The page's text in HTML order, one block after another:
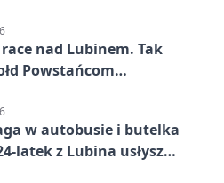
nad Lubinem. Tak
Powstańcom
w autobusie i butelka
latek z Lubina usłyszał